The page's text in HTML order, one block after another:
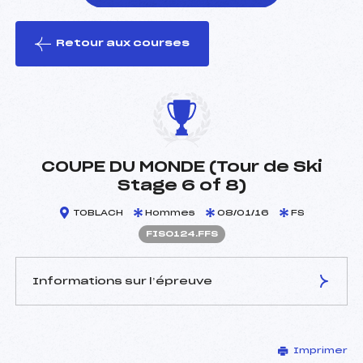
le ski
Retour aux courses
COUPE DU MONDE (Tour de Ski
Stage 6 of 8)
TOBLACH Hommes 08/01/16 FS
FIS0124.FFS
Informations sur l’épreuve
–
Imprimer